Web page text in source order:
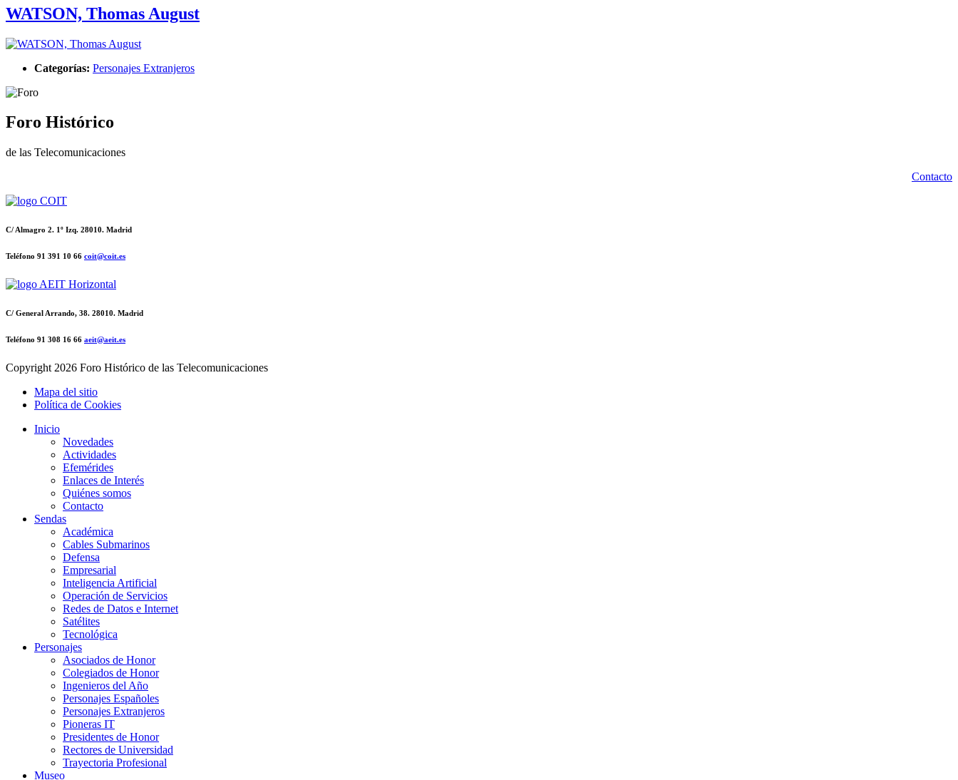
WATSON, Thomas August
Categorías: Personajes Extranjeros
Foro Histórico
de las Telecomunicaciones
Contacto
C/ Almagro 2. 1º Izq. 28010. Madrid
Teléfono 91 391 10 66 coit@coit.es
C/ General Arrando, 38. 28010. Madrid
Teléfono 91 308 16 66 aeit@aeit.es
Copyright 2026 Foro Histórico de las Telecomunicaciones
Mapa del sitio
Política de Cookies
Inicio
Novedades
Actividades
Efemérides
Enlaces de Interés
Quiénes somos
Contacto
Sendas
Académica
Cables Submarinos
Defensa
Empresarial
Inteligencia Artificial
Operación de Servicios
Redes de Datos e Internet
Satélites
Tecnológica
Personajes
Asociados de Honor
Colegiados de Honor
Ingenieros del Año
Personajes Españoles
Personajes Extranjeros
Pioneras IT
Presidentes de Honor
Rectores de Universidad
Trayectoria Profesional
Museo